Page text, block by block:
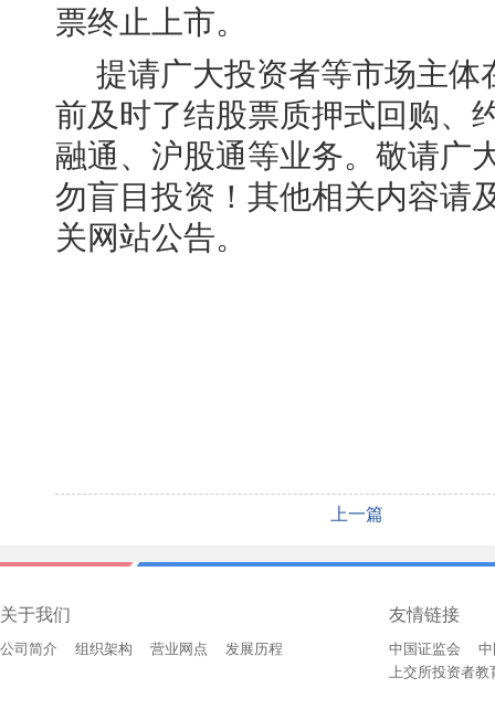
票终止上市。
提请广大投资者等市场主体
前及时了结股票质押式回购、
融通、沪股通等业务。敬请广
勿盲目投资！其他相关内容请
关网站公告。
上一篇
关于我们
公司简介 组织架构 营业网点 发展历程
友情链接
中国证监会
上交所投资者教